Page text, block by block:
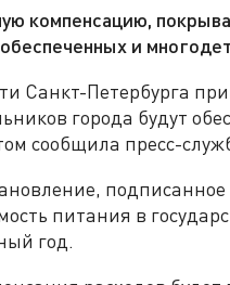
компенсацию,
и
Санкт-Петербурга
города будут
сообщила пресс-
питания в
год.